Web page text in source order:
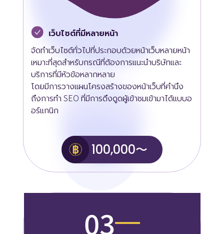
เว็บไซต์ที่มีหลายหน้า
จัดทำเว็บไซต์ทั่วไปที่ประกอบด้วยหน้าเว็บหลายหน้า
เหมาะที่สุดสำหรับกรณีที่ต้องการแนะนำบริษัทและ
บริการที่มีหัวข้อหลากหลาย
โดยมีการวางแผนโครงสร้างของหน้าเว็บที่คำนึง
ถึงการทำ SEO ที่มีการดึงดูดผู้เข้าชมเข้ามาได้แบบอ
อร์แกนิก
100,000〜
03